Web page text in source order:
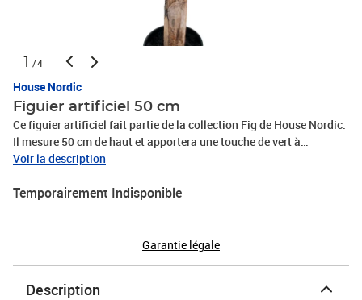
1 /4
House Nordic
Figuier artificiel 50 cm
Ce figuier artificiel fait partie de la collection Fig de House Nordic.
Il mesure 50 cm de haut et apportera une touche de vert à
n'importe quel espace de votre maison. Si vous avez déjà essayé,
substitut. Fabriqué en polyester et en plastique, il est facile à
Voir la description
Temporairement Indisponible
Garantie légale
Description